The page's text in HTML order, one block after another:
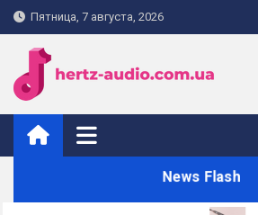
Skip
to
content
Пятница, 7 августа, 2026
hertz-audio.com.ua
News Flash